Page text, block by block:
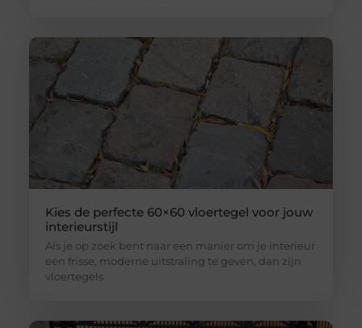
Kies de perfecte 60×60 vloertegel voor jouw
interieurstijl
Als je op zoek bent naar een manier om je interieur
een frisse, moderne uitstraling te geven, dan zijn
vloertegels